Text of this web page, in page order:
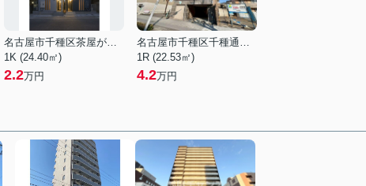
名古屋市千種区茶屋が坂１丁目
1K (24.40㎡)
2.2万円
名古屋市千種区千種通５丁目
1R (22.53㎡)
4.2万円